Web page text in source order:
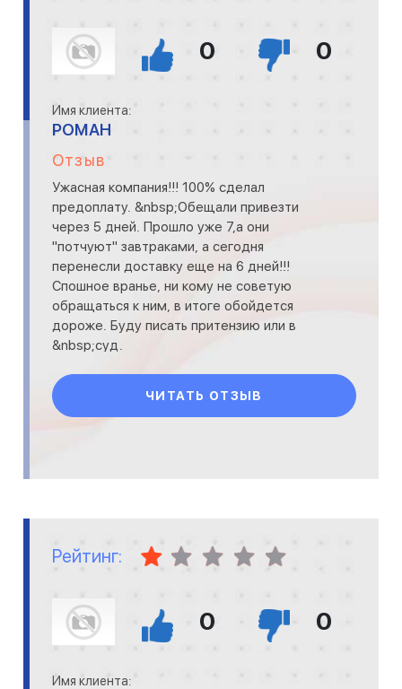
0 0
Имя клиента:
РОМАН
Отзыв
Ужасная компания!!! 100% сделал
предоплату. &nbsp;Обещали привезти
через 5 дней. Прошло уже 7,а они
"потчуют" завтраками, а сегодня
перенесли доставку еще на 6 дней!!!
Спошное вранье, ни кому не советую
обращаться к ним, в итоге обойдется
дороже. Буду писать притензию или в
&nbsp;суд.
ЧИТАТЬ ОТЗЫВ
Рейтинг:
0 0
Имя клиента: